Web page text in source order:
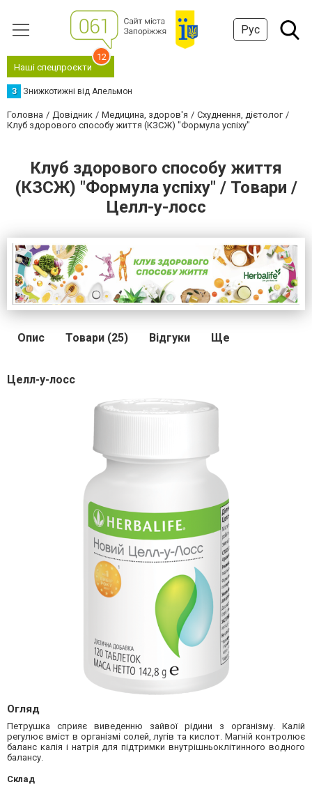
Рус
Наші спецпроєкти
12
З Знижкотижні від Апельмон
Головна Довідник Медицина, здоров'я
Схуднення, дієтолог
Клуб здорового способу життя (КЗСЖ) "Формула успіху"
Клуб здорового способу життя
(КЗСЖ) "Формула успіху" / Товари /
Целл-у-лосс
Опис Товари (25) Відгуки Ще
Целл-у-лосс
Огляд
Петрушка сприяє виведенню зайвої рідини з організму. Калій
регулює вміст в організмі солей, лугів та кислот. Магній контролює
баланс калія і натрія для підтримки внутрішньоклітинного водного
балансу.
Склад